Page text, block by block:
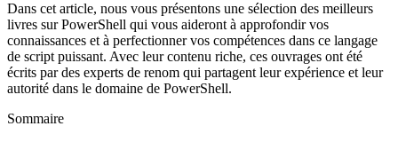
Dans cet article, nous vous présentons une sélection des meilleurs
livres sur PowerShell qui vous aideront à approfondir vos
connaissances et à perfectionner vos compétences dans ce langage
de script puissant. Avec leur contenu riche, ces ouvrages ont été
écrits par des experts de renom qui partagent leur expérience et leur
autorité dans le domaine de PowerShell.
Sommaire